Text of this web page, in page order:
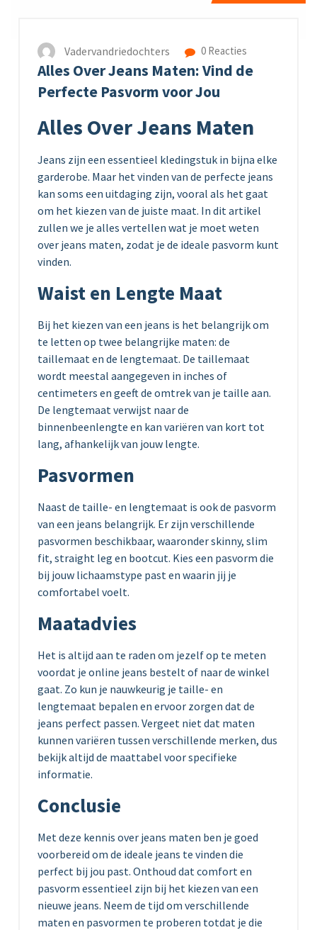
Vadervandriedochters 0 Reacties
Alles Over Jeans Maten: Vind de
Perfecte Pasvorm voor Jou
Alles Over Jeans Maten
Jeans zijn een essentieel kledingstuk in bijna elke
garderobe. Maar het vinden van de perfecte jeans
kan soms een uitdaging zijn, vooral als het gaat
om het kiezen van de juiste maat. In dit artikel
zullen we je alles vertellen wat je moet weten
over jeans maten, zodat je de ideale pasvorm kunt
vinden.
Waist en Lengte Maat
Bij het kiezen van een jeans is het belangrijk om
te letten op twee belangrijke maten: de
taillemaat en de lengtemaat. De taillemaat
wordt meestal aangegeven in inches of
centimeters en geeft de omtrek van je taille aan.
De lengtemaat verwijst naar de
binnenbeenlengte en kan variëren van kort tot
lang, afhankelijk van jouw lengte.
Pasvormen
Naast de taille- en lengtemaat is ook de pasvorm
van een jeans belangrijk. Er zijn verschillende
pasvormen beschikbaar, waaronder skinny, slim
fit, straight leg en bootcut. Kies een pasvorm die
bij jouw lichaamstype past en waarin jij je
comfortabel voelt.
Maatadvies
Het is altijd aan te raden om jezelf op te meten
voordat je online jeans bestelt of naar de winkel
gaat. Zo kun je nauwkeurig je taille- en
lengtemaat bepalen en ervoor zorgen dat de
jeans perfect passen. Vergeet niet dat maten
kunnen variëren tussen verschillende merken, dus
bekijk altijd de maattabel voor specifieke
informatie.
Conclusie
Met deze kennis over jeans maten ben je goed
voorbereid om de ideale jeans te vinden die
perfect bij jou past. Onthoud dat comfort en
pasvorm essentieel zijn bij het kiezen van een
nieuwe jeans. Neem de tijd om verschillende
maten en pasvormen te proberen totdat je die